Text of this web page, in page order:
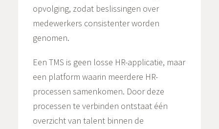
opvolging, zodat beslissingen over
medewerkers consistenter worden
genomen.
Een TMS is geen losse HR-applicatie, maar
een platform waarin meerdere HR-
processen samenkomen. Door deze
processen te verbinden ontstaat één
overzicht van talent binnen de